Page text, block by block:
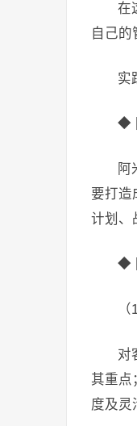
在
自己的
实
◆
阿
要打造
计划、
◆
对
其重点
度及灵